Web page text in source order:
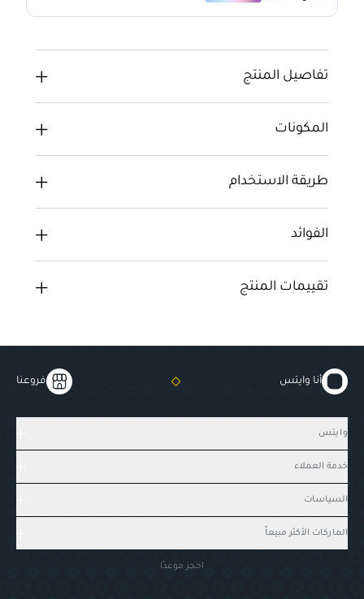
تفاصيل المنتج
المكونات
طريقة الاستخدام
الفوائد
تقييمات المنتج
أنا وايتس فروعنا
وايتس
خدمة العملاء
السياسات
الماركات الأكثر مبيعاً
احجز موعدًا